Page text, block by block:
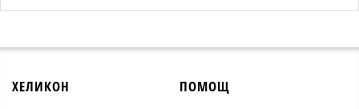
ХЕЛИКОН ПОМОЩ